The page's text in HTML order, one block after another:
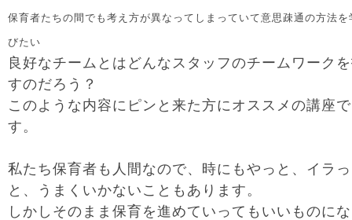
保育者たちの間でも考え方が異なってしまっていて意思疎通の方法を
びたい
良好なチームとはどんなスタッフのチームワーク
すのだろう？
このような内容にピンと来た方にオススメの講座で
す。
私たち保育者も人間なので、時にもやっと、イラっ
と、うまくいかないこともあります。
しかしそのまま保育を進めていってもいいものに